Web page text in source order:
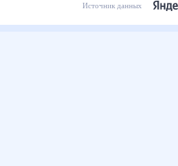
Источник данных